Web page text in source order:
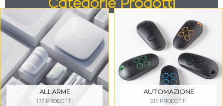
Categorie Prodotti
ALLARME
137 PRODOTTI
AUTOMAZIONE
215 PRODOTTI